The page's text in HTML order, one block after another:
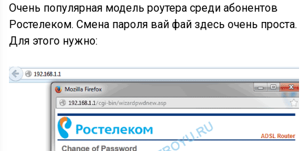
Очень популярная модель роутера среди абонентов
Ростелеком. Смена пароля вай фай здесь очень проста.
Для этого нужно: